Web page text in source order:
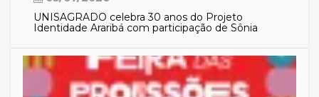
UNISAGRADO celebra 30 anos do Projeto
Identidade Araribá com participação de Sônia